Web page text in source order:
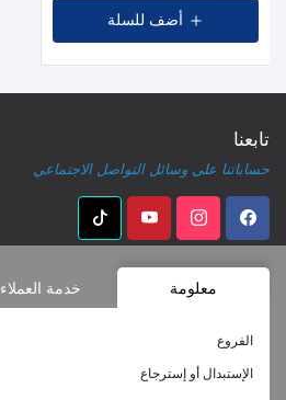
أضف للسلة
تابعنا
حساباتنا على وسائل التواصل الاجتماعي
معلومة خدمة العملاء
الفروع
الإستبدال أو إسترجاع